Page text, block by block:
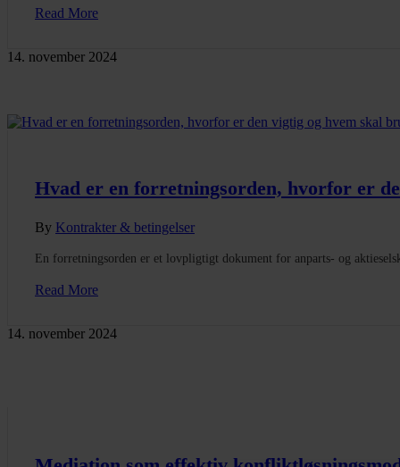
Read More
14. november 2024
Hvad er en forretningsorden, hvorfor er
By Kontrakter & betingelser
En forretningsorden er et lovpligtigt dokument for anparts- og
Read More
14. november 2024